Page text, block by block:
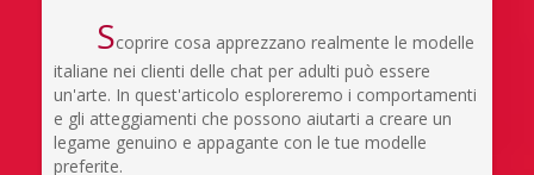
Scoprire cosa apprezzano realmente le modelle
italiane nei clienti delle chat per adulti può essere
un'arte. In quest'articolo esploreremo i comportamenti
e gli atteggiamenti che possono aiutarti a creare un
legame genuino e appagante con le tue modelle
preferite.